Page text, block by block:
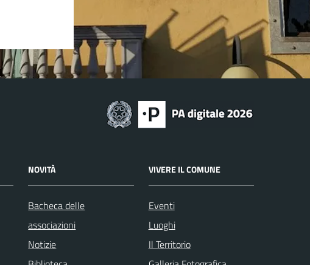
NOVITÀ
Bacheca delle
associazioni
Notizie
VIVERE IL COMUNE
Eventi
Luoghi
Il Territorio